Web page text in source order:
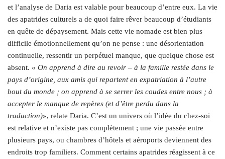
et l’analyse de Daria est valable pour beaucoup d’entre eux. La vie
des apatrides culturels a de quoi faire rêver beaucoup d’étudiants
en quête de dépaysement. Mais cette vie nomade est bien plus
difficile émotionnellement qu’on ne pense : une désorientation
continuelle, ressentir un perpétuel manque, que quelque chose est
absent. « On apprend à dire au revoir – à la famille restée dans le
pays d’origine, aux amis qui repartent en expatriation à l’autre
bout du monde ; on apprend à se serrer les coudes entre nous ; à
accepter le manque de repères (et d’être perdu dans la
traduction)», relate Daria. C’est un univers où l’idée du chez-soi
est relative et n’existe pas complètement ; une vie passée entre
plusieurs pays, ou chambres d’hôtels et aéroports deviennent des
endroits trop familiers. Comment certains apatrides réagissent à ce